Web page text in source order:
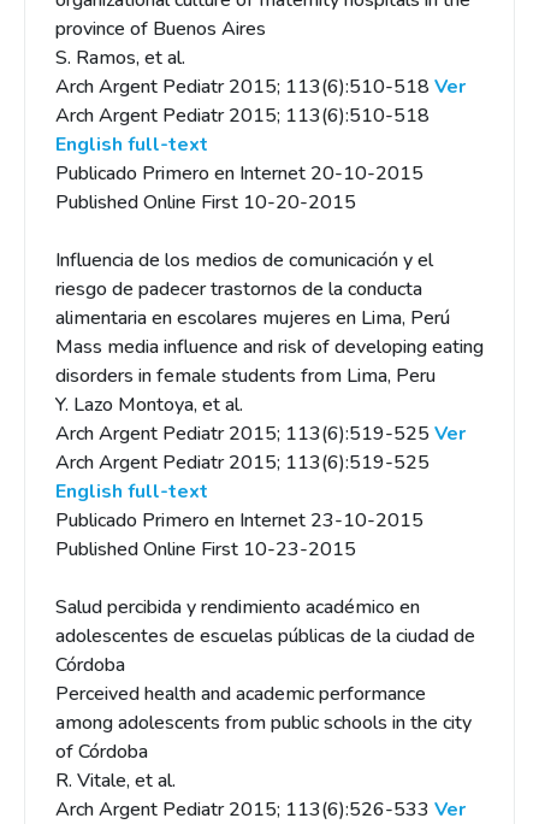
province of Buenos Aires
S. Ramos, et al.
Arch Argent Pediatr 2015; 113(6):510-518 Ver
Arch Argent Pediatr 2015; 113(6):510-518
English full-text
Publicado Primero en Internet 20-10-2015
Published Online First 10-20-2015
Influencia de los medios de comunicación y el
riesgo de padecer trastornos de la conducta
alimentaria en escolares mujeres en Lima, Perú
Mass media influence and risk of developing eating
disorders in female students from Lima, Peru
Y. Lazo Montoya, et al.
Arch Argent Pediatr 2015; 113(6):519-525Ver
Arch Argent Pediatr 2015; 113(6):519-525
English full-text
Publicado Primero en Internet 23-10-2015
Published Online First 10-23-2015
Salud percibida y rendimiento académico en
adolescentes de escuelas públicas de la ciudad de
Córdoba
Perceived health and academic performance
among adolescents from public schools in the city
of Córdoba
R. Vitale, et al.
Arch Argent Pediatr 2015; 113(6):526-533 Ver